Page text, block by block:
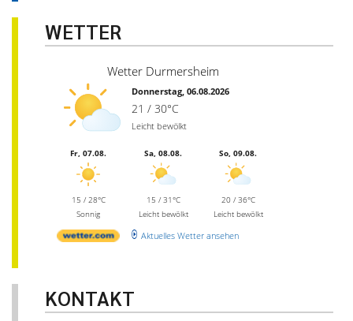
WETTER
Wetter Durmersheim
Donnerstag, 06.08.2026
21 / 30°C
Leicht bewölkt
Fr, 07.08.
15 / 28°C
Sonnig
Sa, 08.08.
15 / 31°C
Leicht bewölkt
So, 09.08.
20 / 36°C
Leicht bewölkt
Aktuelles Wetter ansehen
KONTAKT